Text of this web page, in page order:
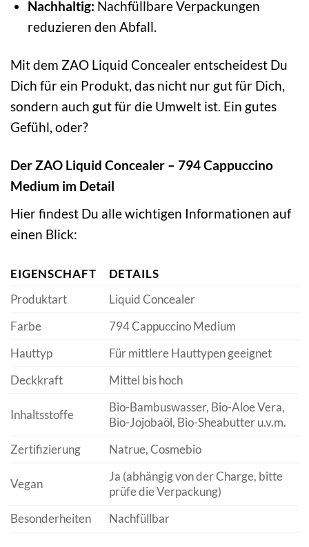
Nachhaltig: Nachfüllbare Verpackungen
reduzieren den Abfall.
Mit dem ZAO Liquid Concealer entscheidest Du
Dich für ein Produkt, das nicht nur gut für Dich,
sondern auch gut für die Umwelt ist. Ein gutes
Gefühl, oder?
Der ZAO Liquid Concealer – 794 Cappuccino
Medium im Detail
Hier findest Du alle wichtigen Informationen auf
einen Blick:
EIGENSCHAFT
DETAILS
Produktart
Liquid Concealer
Farbe
794 Cappuccino Medium
Hauttyp
Für mittlere Hauttypen geeignet
Deckkraft
Mittel bis hoch
Inhaltsstoffe
Bio-Bambuswasser, Bio-Aloe Vera,
Bio-Jojobaöl, Bio-Sheabutter u.v.m.
Zertifizierung
Natrue, Cosmebio
Vegan
Ja (abhängig von der Charge, bitte
prüfe die Verpackung)
Besonderheiten
Nachfüllbar